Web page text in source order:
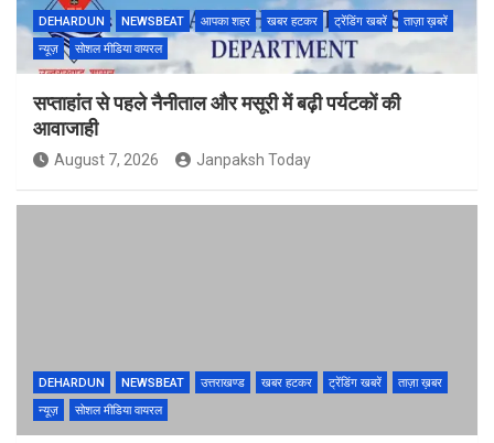
DEHARDUN NEWSBEAT आपका शहर खबर हटकर ट्रेंडिंग खबरें
ताज़ा ख़बरें
न्यूज़
सोशल मीडिया वायरल
सप्ताहांत से पहले नैनीताल और मसूरी में बढ़ी पर्यटकों की
आवाजाही
August 7, 2026 Janpaksh Today
DEHARDUN NEWSBEAT उत्तराखण्ड खबर हटकर ट्रेंडिंग खबरें
ताज़ा ख़बर
न्यूज़
सोशल मीडिया वायरल